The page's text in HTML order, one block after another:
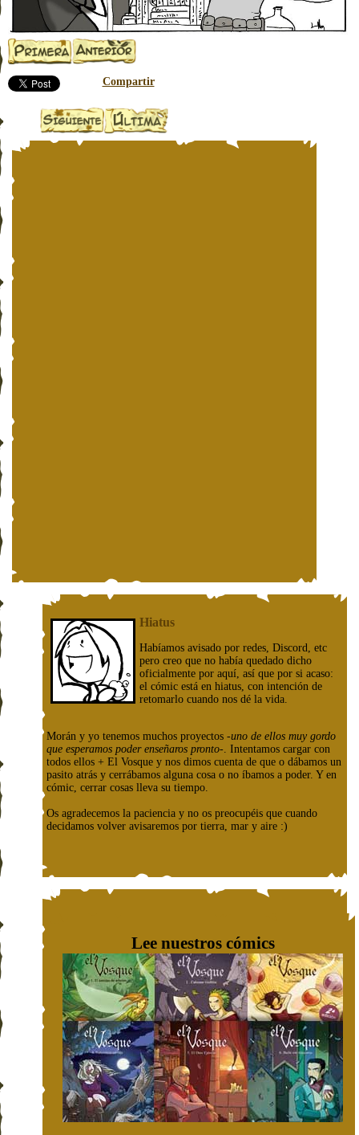
Compartir
Hiatus
Habíamos avisado por redes, Discord, etc
pero creo que no había quedado dicho
oficialmente por aquí, así que por si acaso:
el cómic está en hiatus, con intención de
retomarlo cuando nos dé la vida.
Morán y yo tenemos muchos proyectos -uno de ellos muy gordo
que esperamos poder enseñaros pronto- . Intentamos cargar con
todos ellos + El Vosque y nos dimos cuenta de que o dábamos un
pasito atrás y cerrábamos alguna cosa o no íbamos a poder. Y en
cómic, cerrar cosas lleva su tiempo.
Os agradecemos la paciencia y no os preocupéis que cuando
decidamos volver avisaremos por tierra, mar y aire :)
Lee nuestros cómics